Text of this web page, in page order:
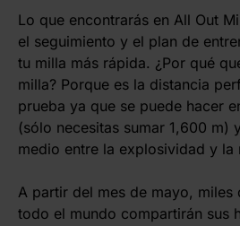
Lo que encontrarás en All Out
el seguimiento y el plan de
tu milla más rápida. ¿Por qué
milla? Porque es la distancia
prueba ya que se puede hacer
(sólo necesitas sumar 1,600 m)
medio entre la explosividad y la
A partir del mes de mayo, miles
todo el mundo compartirán sus